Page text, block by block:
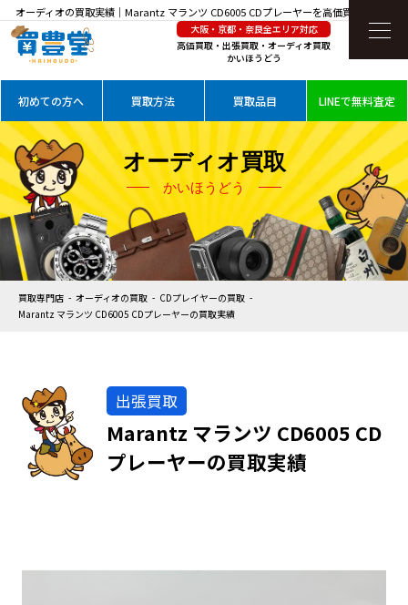
オーディオの買取実績｜Marantz マランツ CD6005 CDプレーヤーを高価買取
大阪・京都・奈良全エリア対応
高価買取・出張買取・オーディオ買取
かいほうどう
初めての方へ 買取方法 買取品目 LINEで無料査定
オーディオ買取
かいほうどう
買取専門店 オーディオの買取
CDプレイヤーの買取
Marantz マランツ CD6005 CDプレーヤーの買取実績
出張買取
Marantz マランツ CD6005 CD
プレーヤーの買取実績